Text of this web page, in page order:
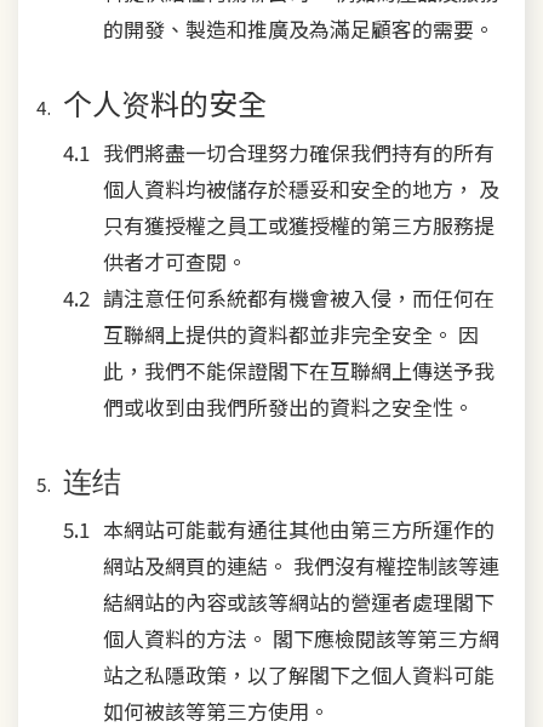
的開發、製造和推廣及為滿足顧客的需要。
个人资料的安全
我們將盡一切合理努力確保我們持有的所有
個人資料均被儲存於穩妥和安全的地方， 及
只有獲授權之員工或獲授權的第三方服務提
供者才可查閱。
請注意任何系統都有機會被入侵，而任何在
互聯網上提供的資料都並非完全安全。 因
此，我們不能保證閣下在互聯網上傳送予我
們或收到由我們所發出的資料之安全性。
连结
本網站可能載有通往其他由第三方所運作的
網站及網頁的連結。 我們沒有權控制該等連
結網站的內容或該等網站的營運者處理閣下
個人資料的方法。 閣下應檢閱該等第三方網
站之私隱政策，以了解閣下之個人資料可能
如何被該等第三方使用。